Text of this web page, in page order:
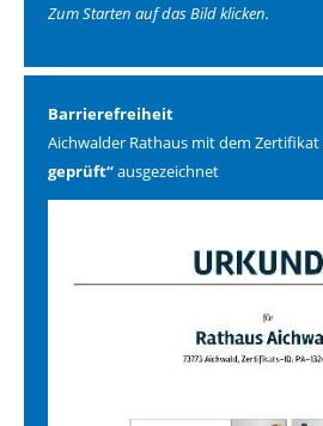
Zum Starten auf das Bild klicken.
Barrierefreiheit
Aichwalder Rathaus mit dem Zertifikat
geprüft“ausgezeichnet